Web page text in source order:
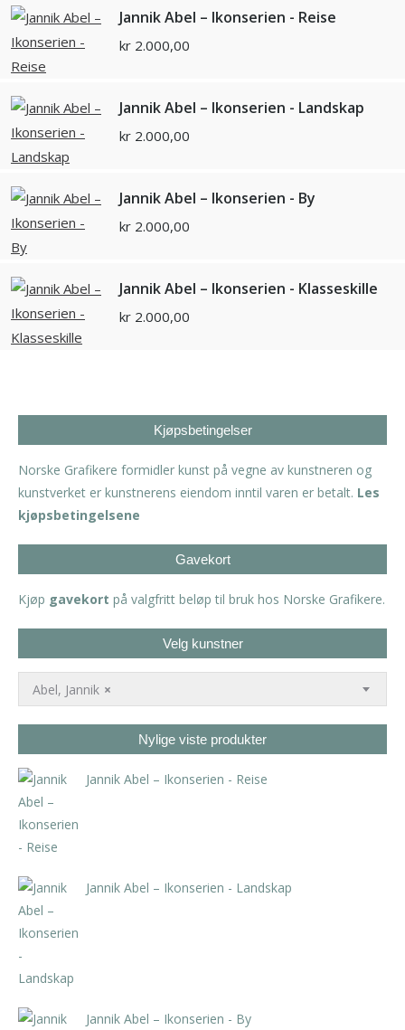
Jannik Abel – Ikonserien - Reise
kr 2.000,00
Jannik Abel – Ikonserien - Landskap
kr 2.000,00
Jannik Abel – Ikonserien - By
kr 2.000,00
Jannik Abel – Ikonserien - Klasseskille
kr 2.000,00
Kjøpsbetingelser
Norske Grafikere formidler kunst på vegne av kunstneren og
kunstverket er kunstnerens eiendom inntil varen er betalt. Les
kjøpsbetingelsene
Gavekort
Kjøp gavekort på valgfritt beløp til bruk hos Norske Grafikere.
Velg kunstner
×
Abel, Jannik
Nylige viste produkter
Jannik Abel – Ikonserien - Reise
Jannik Abel – Ikonserien - Landskap
Jannik Abel – Ikonserien - By